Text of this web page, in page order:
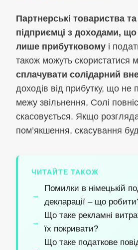
Партнерські товариства та
підприємці з доходами,
лише прибутковому і
також можуть скористатися
сплачувати солідарний
доходів від прибутку, що
межу звільнення, Солі
скасовується. Якщо
пом’якшення, скасування
ЧИТАЙТЕ ТАКОЖ
Помилки в німецькій
декларації – що
Що таке рекламні
їх покривати?
Що таке податкове